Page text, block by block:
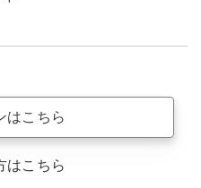
はこちら
はこちら